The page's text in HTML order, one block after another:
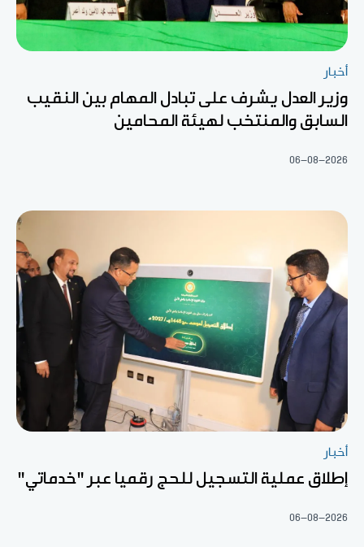
أخبار
وزير العدل يشرف على تبادل المهام بين النقيب
السابق والمنتخب لهيئة المحامين
06-08-2026
أخبار
إطلاق عملية التسجيل للحج رقميا عبر "خدماتي"
06-08-2026